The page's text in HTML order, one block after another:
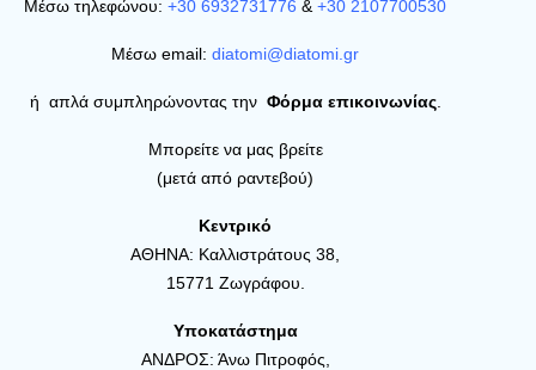
Μέσω τηλεφώνου:+30 6932731776&+30 2107700530
Μέσω email:diatomi@diatomi.gr
ή απλά συμπληρώνοντας την Φόρμα επικοινωνίας.
Μπορείτε να μας βρείτε
(μετά από ραντεβού)
Κεντρικό
ΑΘΗΝΑ: Καλλιστράτους 38,
15771 Ζωγράφου.
Υποκατάστημα
ΑΝΔΡΟΣ: Άνω Πιτροφός,